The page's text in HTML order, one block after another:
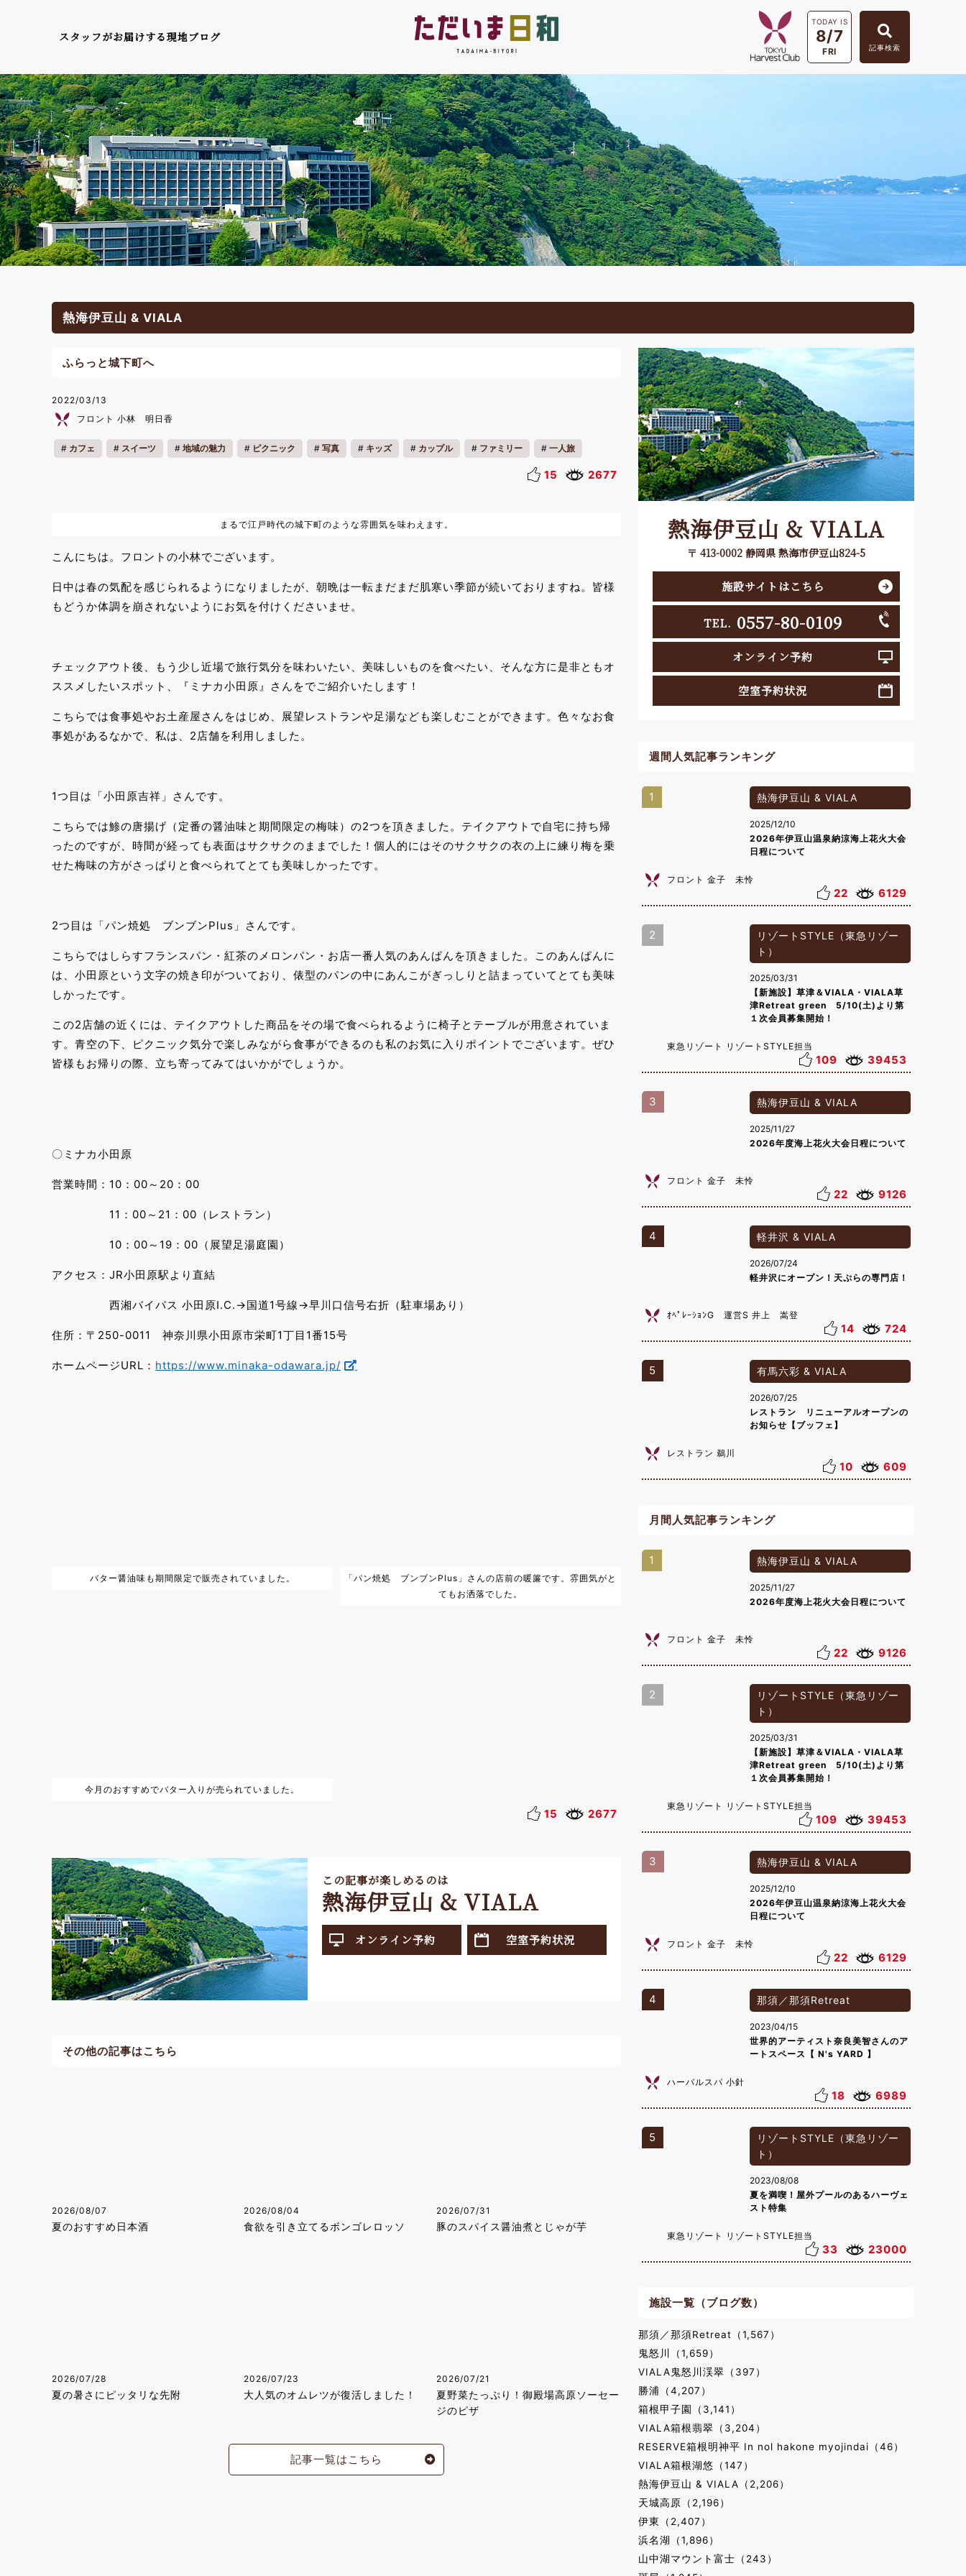
スタッフがお届けする現地ブログ
TODAY IS
8/7
FRI 記事検索
熱海伊豆山 & VIALA
ふらっと城下町へ
2022/03/13
フロント 小林 明日香
カフェ スイーツ 地域の魅力 ピクニック 写真 キッズ カップル ファミリー 一人旅
15 2677
まるで江戸時代の城下町のような雰囲気を味わえます。
こんにちは。フロントの小林でございます。
日中は春の気配を感じられるようになりましたが、朝晩は一転まだまだ肌寒い季節が続いておりますね。皆様
もどうか体調を崩されないようにお気を付けくださいませ。
チェックアウト後、もう少し近場で旅行気分を味わいたい、美味しいものを食べたい、そんな方に是非ともオ
ススメしたいスポット、『ミナカ小田原』さんをでご紹介いたします！
こちらでは食事処やお土産屋さんをはじめ、展望レストランや足湯なども楽しむことができます。色々なお食
事処があるなかで、私は、2店舗を利用しました。
1つ目は「小田原吉祥」さんです。
こちらでは鯵の唐揚げ（定番の醤油味と期間限定の梅味）の2つを頂きました。テイクアウトで自宅に持ち帰
ったのですが、時間が経っても表面はサクサクのままでした！個人的にはそのサクサクの衣の上に練り梅を乗
せた梅味の方がさっぱりと食べられてとても美味しかったです。
2つ目は「パン焼処 ブンブンPlus」さんです。
こちらではしらすフランスパン・紅茶のメロンパン・お店一番人気のあんぱんを頂きました。このあんぱんに
は、小田原という文字の焼き印がついており、俵型のパンの中にあんこがぎっしりと詰まっていてとても美味
しかったです。
この2店舗の近くには、テイクアウトした商品をその場で食べられるように椅子とテーブルが用意されていま
す。青空の下、ピクニック気分で楽しみながら食事ができるのも私のお気に入りポイントでございます。ぜひ
皆様もお帰りの際、立ち寄ってみてはいかがでしょうか。
〇ミナカ小田原
営業時間：10：00～20：00
11：00～21：00（レストラン）
10：00～19：00（展望足湯庭園）
アクセス：JR小田原駅より直結
西湘バイパス 小田原I.C.→国道1号線→早川口信号右折（駐車場あり）
住所：〒250-0011 神奈川県小田原市栄町1丁目1番15号
ホームページURL： https://www.minaka-odawara.jp/
バター醤油味も期間限定で販売されていました。
「パン焼処 ブンブンPlus」さんの店前の暖簾です。雰囲気がと
てもお洒落でした。
今月のおすすめでバター入りが売られていました。
15 2677
この記事が楽しめるのは
熱海伊豆山 & VIALA
オンライン予約 空室予約状況
その他の記事はこちら
2026/08/07
夏のおすすめ日本酒
2026/08/04
食欲を引き立てるボンゴレロッソ
2026/07/31
豚のスパイス醤油煮とじゃが芋
2026/07/28
夏の暑さにピッタリな先附
2026/07/23
大人気のオムレツが復活しました！
2026/07/21
夏野菜たっぷり！御殿場高原ソーセー
ジのピザ
記事一覧はこちら
熱海伊豆山 & VIALA
〒 413-0002 静岡県 熱海市伊豆山824-5
施設サイトはこちら
TEL. 0557-80-0109
オンライン予約
空室予約状況
週間人気記事ランキング
1 熱海伊豆山 & VIALA
2025/12/10
2026年伊豆山温泉納涼海上花火大会
日程について
フロント 金子 未怜
22 6129
2
リゾートSTYLE（東急リゾー
ト）
2025/03/31
【新施設】草津＆VIALA・VIALA草
津Retreat green 5/10(土)より第
１次会員募集開始！
東急リゾート リゾートSTYLE担当
109 39453
3 熱海伊豆山 & VIALA
2025/11/27
2026年度海上花火大会日程について
フロント 金子 未怜
22 9126
4 軽井沢 & VIALA
2026/07/24
軽井沢にオープン！天ぷらの専門店！
ｵﾍﾟﾚｰｼｮﾝG 運営S 井上 嵩登
14 724
5 有馬六彩 & VIALA
2026/07/25
レストラン リニューアルオープンの
お知らせ【ブッフェ】
レストラン 鵜川
10 609
月間人気記事ランキング
1 熱海伊豆山 & VIALA
2025/11/27
2026年度海上花火大会日程について
フロント 金子 未怜
22 9126
2
リゾートSTYLE（東急リゾー
ト）
2025/03/31
【新施設】草津＆VIALA・VIALA草
津Retreat green 5/10(土)より第
１次会員募集開始！
東急リゾート リゾートSTYLE担当
109 39453
3 熱海伊豆山 & VIALA
2025/12/10
2026年伊豆山温泉納涼海上花火大会
日程について
フロント 金子 未怜
22 6129
4 那須／那須Retreat
2023/04/15
世界的アーティスト奈良美智さんのア
ートスペース【 N's YARD 】
ハーバルスパ 小針
18 6989
5
リゾートSTYLE（東急リゾー
ト）
2023/08/08
夏を満喫！屋外プールのあるハーヴェ
スト特集
東急リゾート リゾートSTYLE担当
33 23000
施設一覧（ブログ数）
那須／那須Retreat（1,567）
鬼怒川（1,659）
VIALA鬼怒川渓翠（397）
勝浦（4,207）
箱根甲子園（3,141）
VIALA箱根翡翠（3,204）
RESERVE箱根明神平 In nol hakone myojindai（46）
VIALA箱根湖悠（147）
熱海伊豆山 & VIALA（2,206）
天城高原（2,196）
伊東（2,407）
浜名湖（1,896）
山中湖マウント富士（243）